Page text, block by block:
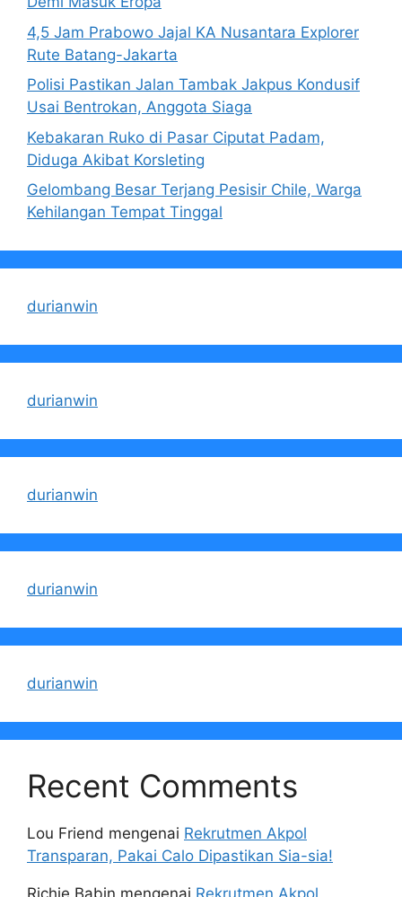
4,5 Jam Prabowo Jajal KA Nusantara Explorer
Rute Batang-Jakarta
Polisi Pastikan Jalan Tambak Jakpus Kondusif
Usai Bentrokan, Anggota Siaga
Kebakaran Ruko di Pasar Ciputat Padam,
Diduga Akibat Korsleting
Gelombang Besar Terjang Pesisir Chile, Warga
Kehilangan Tempat Tinggal
durianwin
durianwin
durianwin
durianwin
durianwin
Recent Comments
Lou Friend mengenai Rekrutmen Akpol
Transparan, Pakai Calo Dipastikan Sia-sia!